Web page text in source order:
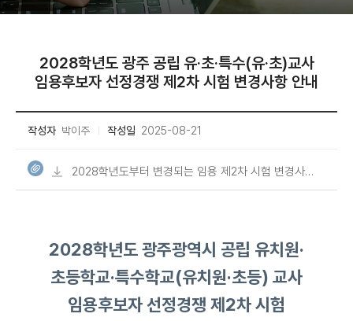
2028학년도 광주 공립 유·초·특수(유·초)교사
임용후보자 선정경쟁 제2차 시험 변경사항 안내
작성자 박이주 작성일 2025-08-21
2028학년도부터 변경되는 임용 제2차 시험 변경사항
2028학년도 광주광역시 공립 유치원·
초등학교·특수학교(유치원·초등) 교사
임용후보자 선정경쟁 제2차 시험